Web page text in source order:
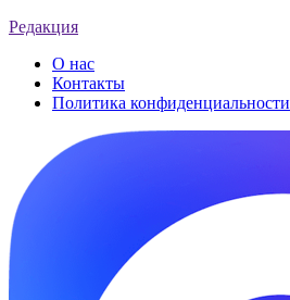
Редакция
О нас
Контакты
Политика конфиденциальности